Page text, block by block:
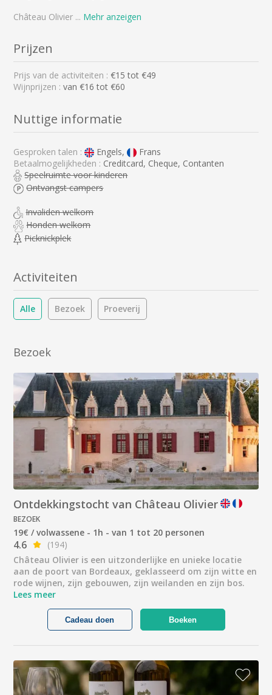
Château Olivier ... Mehr anzeigen
Prijzen
Prijs van de activiteiten :€15 tot €49
Wijnprijzen :van €16 tot €60
Nuttige informatie
Gesproken talen : Engels,
Frans
Betaalmogelijkheden : Creditcard, Cheque, Contanten
Speelruimte voor kinderen
Ontvangst campers
Invaliden welkom
Honden welkom
Picknickplek
Activiteiten
Alle Bezoek Proeverij
Bezoek
Ontdekkingstocht van Château Olivier
BEZOEK
19€ / volwassene - 1h - van 1 tot 20 personen
4.6
(194)
Château Olivier is een uitzonderlijke en unieke locatie
aan de poort van Bordeaux, geklasseerd om zijn witte en
rode wijnen, zijn gebouwen, zijn weilanden en zijn bos.
Lees meer
Boeken
Cadeau doen